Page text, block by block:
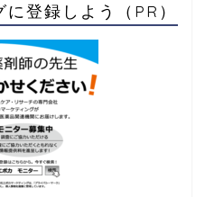
登録しよう（PR）